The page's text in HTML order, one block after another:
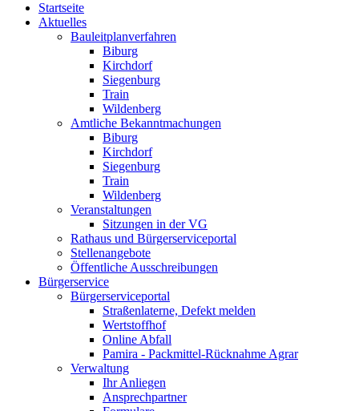
Startseite
Aktuelles
Bauleitplanverfahren
Biburg
Kirchdorf
Siegenburg
Train
Wildenberg
Amtliche Bekanntmachungen
Biburg
Kirchdorf
Siegenburg
Train
Wildenberg
Veranstaltungen
Sitzungen in der VG
Rathaus und Bürgerserviceportal
Stellenangebote
Öffentliche Ausschreibungen
Bürgerservice
Bürgerserviceportal
Straßenlaterne, Defekt melden
Wertstoffhof
Online Abfall
Pamira - Packmittel-Rücknahme Agrar
Verwaltung
Ihr Anliegen
Ansprechpartner